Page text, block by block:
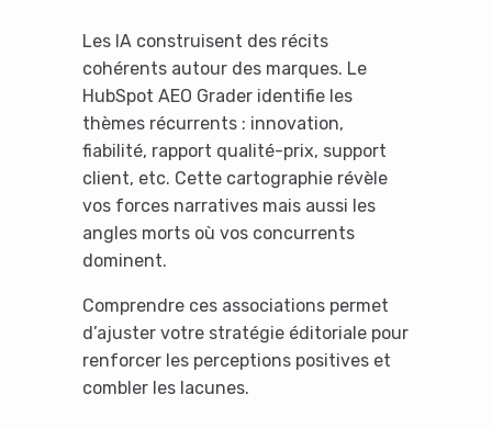
Les IA construisent des récits
cohérents autour des marques. Le
HubSpot AEO Grader identifie les
thèmes récurrents : innovation,
fiabilité, rapport qualité-prix, support
client, etc. Cette cartographie révèle
vos forces narratives mais aussi les
angles morts où vos concurrents
dominent.
Comprendre ces associations permet
d’ajuster votre stratégie éditoriale pour
renforcer les perceptions positives et
combler les lacunes.